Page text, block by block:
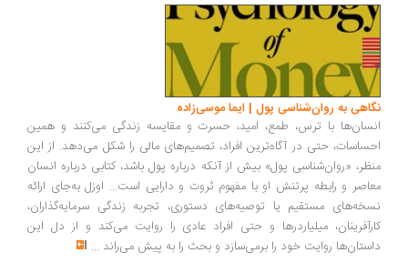
نگاهی به روان‌شناسی پول | ایما موسی‌زاده
انسان‌ها با ترس، طمع، امید، حسرت و مقایسه زندگی می‌کنند و همین
احساسات، حتی در آگاه‌ترین افراد، تصمیم‌های مالی را شکل می‌دهد. از این
منظر، «روان‌شناسی پول» بیش از آنکه درباره پول باشد، کتابی درباره انسان
معاصر و رابطه پرتنش او با مفهوم ثروت و دارایی است... اوزل به‌جای ارائه
نسخه‌های مستقیم یا توصیه‌های دستوری، تجربه زندگی سرمایه‌گذاران،
کارآفرینان، میلیاردرها و حتی افراد عادی را روایت می‌کند و از دل این
داستان‌ها روایت خود را برمی‌سازد و بحث را به پیش می‌راند ...